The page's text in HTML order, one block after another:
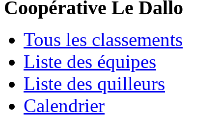
Coopérative Le Dallo
Tous les classements
Liste des équipes
Liste des quilleurs
Calendrier